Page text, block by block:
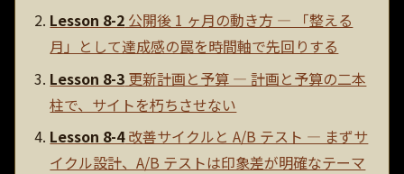
Lesson 8-2 公開後 1 ヶ月の動き方 — 「整える
月」として達成感の罠を時間軸で先回りする
Lesson 8-3 更新計画と予算 — 計画と予算の二本
柱で、サイトを朽ちさせない
Lesson 8-4改善サイクルと A/B テスト — まずサ
イクル設計、A/B テストは印象差が明確なテーマ